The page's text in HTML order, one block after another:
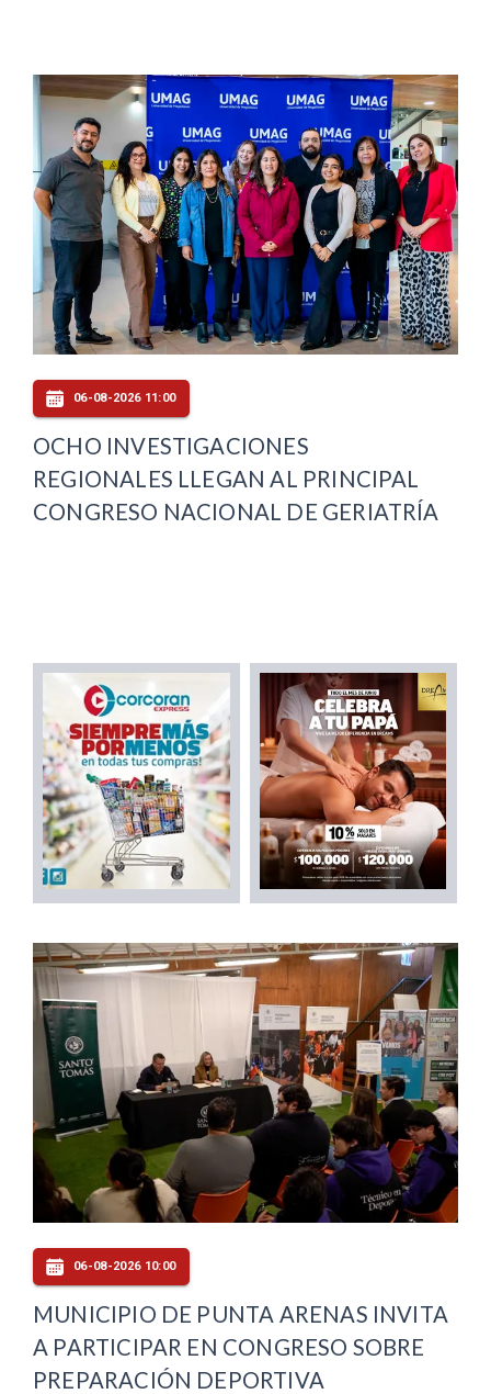
06-08-2026 11:00
OCHO INVESTIGACIONES
REGIONALES LLEGAN AL PRINCIPAL
CONGRESO NACIONAL DE GERIATRÍA
06-08-2026 10:00
MUNICIPIO DE PUNTA ARENAS INVITA
A PARTICIPAR EN CONGRESO SOBRE
PREPARACIÓN DEPORTIVA